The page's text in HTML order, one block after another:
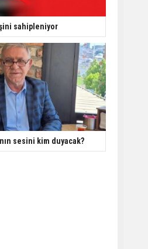
sahipleniyor
sesini kim duyacak?